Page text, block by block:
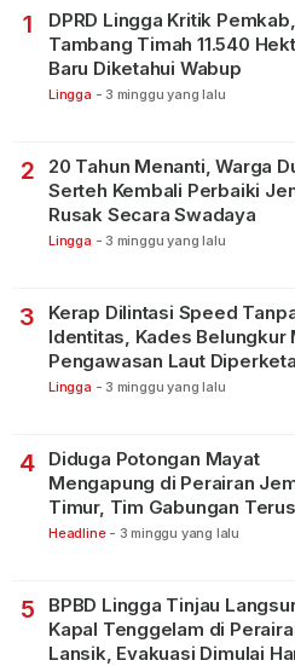
1
DPRD Lingga Kritik Pemkab,
Tambang Timah 11.540
Baru Diketahui Wabup
Lingga - 3 minggu yang lalu
2
20 Tahun Menanti, Warga
Serteh Kembali Perbaiki
Rusak Secara Swadaya
Lingga - 3 minggu yang lalu
3
Kerap Dilintasi Speed
Identitas, Kades Belungkur
Pengawasan Laut
Lingga - 3 minggu yang lalu
4
Diduga Potongan Mayat
Mengapung di Perairan
Timur, Tim Gabungan Terus
Lakukan Pencarian
Headline - 3 minggu yang lalu
5
BPBD Lingga Tinjau
Kapal Tenggelam di
Lansik, Evakuasi Dimulai